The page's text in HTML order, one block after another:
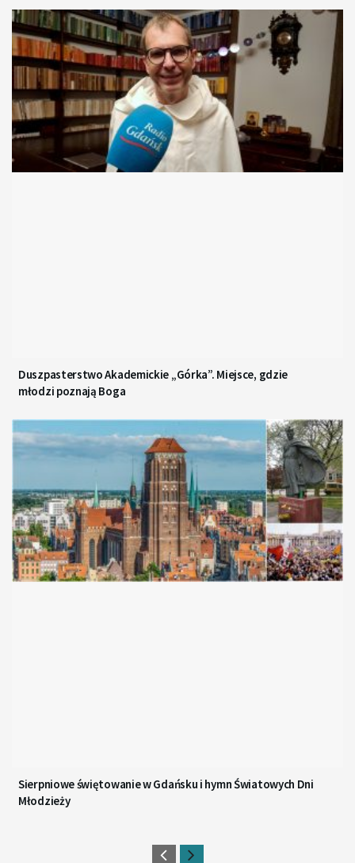
Duszpasterstwo Akademickie „Górka”. Miejsce, gdzie
młodzi poznają Boga
Sierpniowe świętowanie w Gdańsku i hymn Światowych Dni
Młodzieży